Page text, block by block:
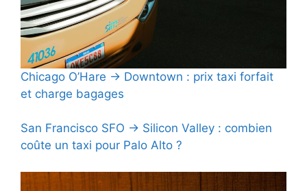
Chicago O’Hare → Downtown : prix taxi forfait
et charge bagages
San Francisco SFO → Silicon Valley : combien
coûte un taxi pour Palo Alto ?